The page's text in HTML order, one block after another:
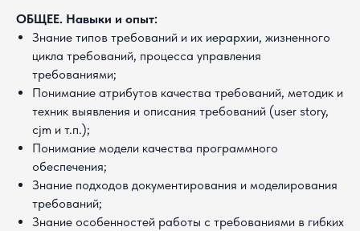
ОБЩЕЕ. Навыки и опыт:
Знание типов требований и их иерархии, жизненного
цикла требований, процесса управления
требованиями;
Понимание атрибутов качества требований, методик и
техник выявления и описания требований (user story,
cjm и т.п.);
Понимание модели качества программного
обеспечения;
Знание подходов документирования и моделирования
требований;
Знание особенностей работы с требованиями в гибких